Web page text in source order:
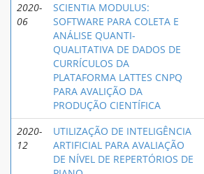
2020-
06
SCIENTIA MODULUS:
SOFTWARE PARA COLETA E
ANÁLISE QUANTI-
QUALITATIVA DE DADOS DE
CURRÍCULOS DA
PLATAFORMA LATTES CNPQ
PARA AVALIÇÃO DA
PRODUÇÃO CIENTÍFICA
2020-
12
UTILIZAÇÃO DE INTELIGÊNCIA
ARTIFICIAL PARA AVALIAÇÃO
DE NÍVEL DE REPERTÓRIOS DE